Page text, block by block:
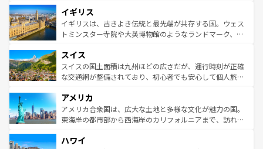
いる。シャンパンの発祥地であるランス、プロヴァンスの
香り高いラベンダー畑など、多彩な楽しみ方が可能だ。さ
らに、パリ以外の地域にも魅力が溢れており、どの街角に
れる地方に足を運ぶとそれぞれで全く異なる文化を体験で
きるだろう。 なお、新着のフランス情報はコンテンツ一覧
を参照してほしい。
顔を持つこの国は、どこを歩いても飽きることがない。ベ
ルリンの文化的活気、バイエルン州のアルプスの絶景、そ
してライン川沿いのワイン畑といった風景は必見。ビール
は、お酒好きな人にはぜひ体験してほしい。 なお、新着の
ドイツ情報はコンテンツ一覧を参照してほしい。
イギリス
イギリスは、古きよき伝統と最先端が共存する国。ウェス
トミンスター寺院や大英博物館のようなランドマーク、歴
リアごとに異なる魅力がある。また、優雅なアフタヌーン
ティー、ビール好きにはたまらない英国パブ、サッカー観
戦など、本場だからこそできる体験も豊富。イギリスを旅
ンツ一覧を参照してほしい。
スイス
スイスの国土面積は九州ほどの広さだが、運行時刻が正確
な交通網が整備されており、初心者でも安心して個人旅行
の建物がそのまま残る町や、スイスならではのユニークな
博物館もあり、アルプス観光だけでなく町歩きも満喫する
ことができる。国民の所得が高いため物価も高いが、旅行
ば市内交通費無料で観光を楽しむこともできる。 なお、新
アメリカ
アメリカ合衆国は、広大な土地と多様な文化が魅力の国。
東海岸の都市部から西海岸のカリフォルニアまで、訪れる
のような巨大都市は、観光、ショッピング、エンターテイ
ハワイ